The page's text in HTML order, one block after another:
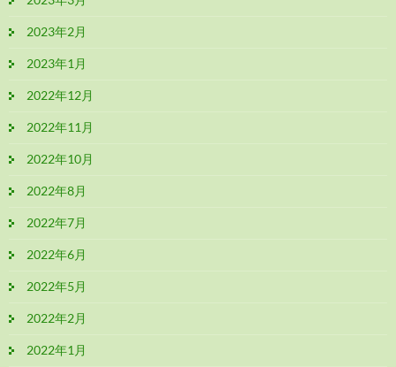
2023年2月
2023年1月
2022年12月
2022年11月
2022年10月
2022年8月
2022年7月
2022年6月
2022年5月
2022年2月
2022年1月